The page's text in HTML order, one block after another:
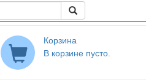
Корзина
В корзине пусто.